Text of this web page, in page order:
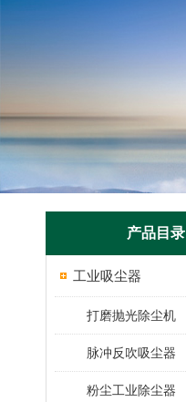
产品目录
工业吸尘器
打磨抛光除尘机
脉冲反吹吸尘器
粉尘工业除尘器